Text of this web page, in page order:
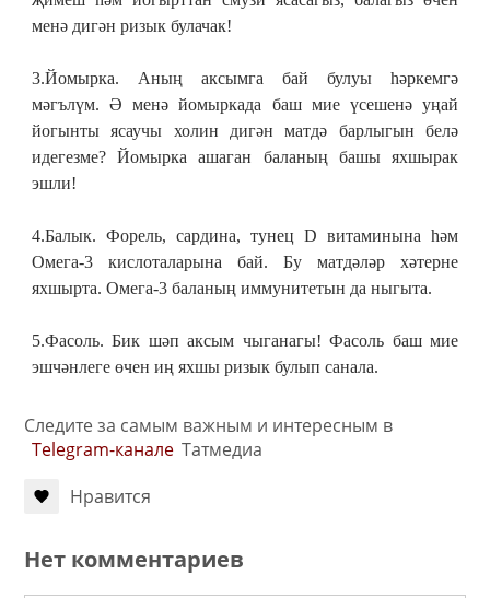
менә дигән ризык булачак!
3.Йомырка. Аның аксымга бай булуы һәркемгә
мәгълүм. Ә менә йомыркада баш мие үсешенә уңай
йогынты ясаучы холин дигән матдә барлыгын белә
идегезме? Йомырка ашаган баланың башы яхшырак
эшли!
4.Балык. Форель, сардина, тунец D витаминына һәм
Омега-3 кислоталарына бай. Бу матдәләр хәтерне
яхшырта. Омега-3 баланың иммунитетын да ныгыта.
5.Фасоль. Бик шәп аксым чыганагы! Фасоль баш мие
эшчәнлеге өчен иң яхшы ризык булып санала.
Следите за самым важным и интересным в
Telegram-канале Татмедиа
Нравится
Нет комментариев